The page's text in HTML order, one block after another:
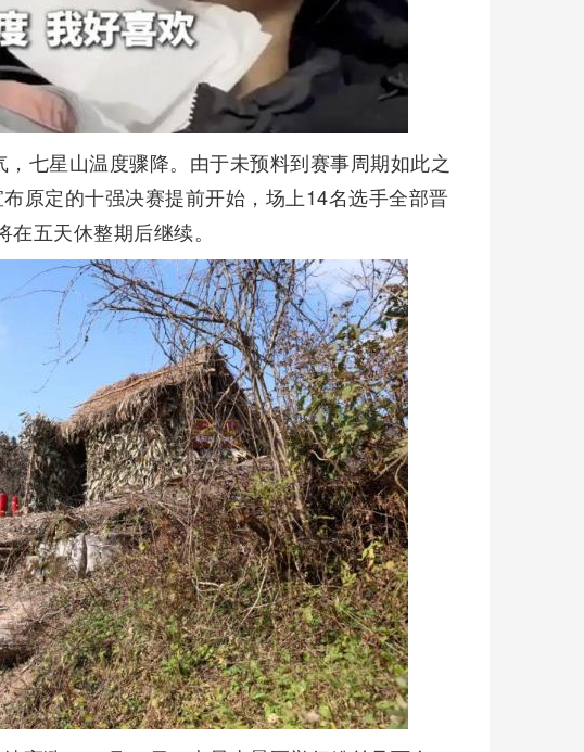
七星山温度骤降。由于未预料到赛事周期如此之
原定的十强决赛提前开始，场上14名选手全部晋
五天休整期后继续。